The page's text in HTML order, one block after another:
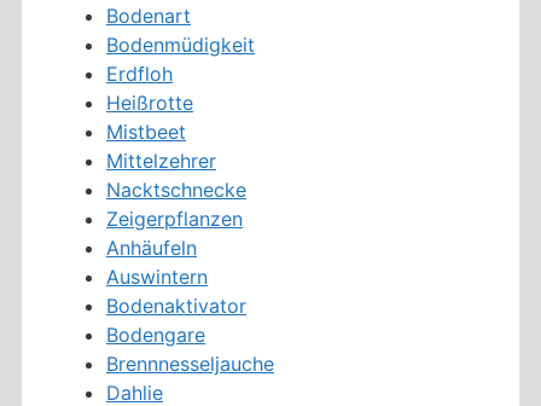
Bodenart
Bodenmüdigkeit
Erdfloh
Heißrotte
Mistbeet
Mittelzehrer
Nacktschnecke
Zeigerpflanzen
Anhäufeln
Auswintern
Bodenaktivator
Bodengare
Brennnesseljauche
Dahlie